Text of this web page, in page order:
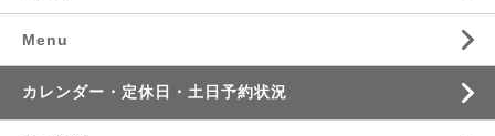
Menu
カレンダー・定休日・土日予約状況